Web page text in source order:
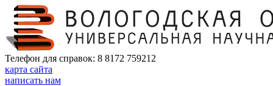
Телефон для справок: 8 8172 759212
карта сайта
написать нам